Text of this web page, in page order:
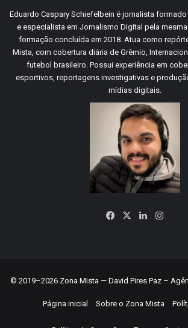
Eduardo Caspary Schiefelbein é jornalista formado
e especialista em Jornalismo Digital pela
formação concluída em 2018. Atua como
Mista, com cobertura diária de Grêmio,
futebol brasileiro. Possui experiência em
esportivos, reportagens investigativas e
mídias digitais.
Facebook
X LinkedinInstagram
© 2019–2026 Zona Mista — David Pires Paz –
Página inicial Sobre o Zona Mista